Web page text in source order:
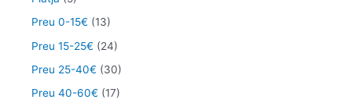
Preu 0-15€ (13)
Preu 15-25€ (24)
Preu 25-40€ (30)
Preu 40-60€ (17)